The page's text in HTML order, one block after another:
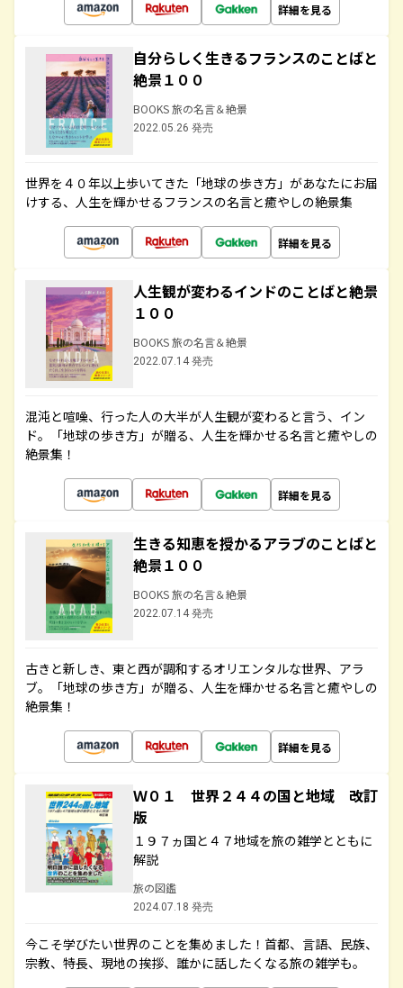
詳細を見る
自分らしく生きるフランスのことばと
絶景１００
BOOKS 旅の名言＆絶景
2022.05.26 発売
世界を４０年以上歩いてきた「地球の歩き方」があなたにお届
けする、人生を輝かせるフランスの名言と癒やしの絶景集
詳細を見る
人生観が変わるインドのことばと絶景
１００
BOOKS 旅の名言＆絶景
2022.07.14 発売
混沌と喧噪、行った人の大半が人生観が変わると言う、イン
ド。「地球の歩き方」が贈る、人生を輝かせる名言と癒やしの
絶景集！
詳細を見る
生きる知恵を授かるアラブのことばと
絶景１００
BOOKS 旅の名言＆絶景
2022.07.14 発売
古きと新しき、東と西が調和するオリエンタルな世界、アラ
ブ。「地球の歩き方」が贈る、人生を輝かせる名言と癒やしの
絶景集！
詳細を見る
Ｗ０１ 世界２４４の国と地域 改訂
版
１９７ヵ国と４７地域を旅の雑学とともに
解説
旅の図鑑
2024.07.18 発売
今こそ学びたい世界のことを集めました！首都、言語、民族、
宗教、特長、現地の挨拶、誰かに話したくなる旅の雑学も。